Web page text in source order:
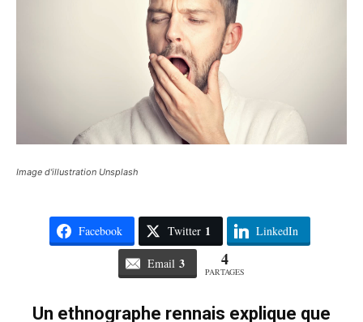
Image d'illustration Unsplash
Facebook Twitter 1 LinkedIn
Email 3 4
PARTAGES
Un ethnographe rennais explique que